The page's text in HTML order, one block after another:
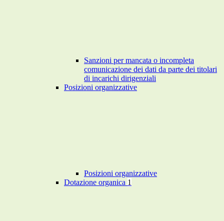
Sanzioni per mancata o incompleta
comunicazione dei dati da parte dei titolari
di incarichi dirigenziali
Posizioni organizzative
Posizioni organizzative
Dotazione organica 1